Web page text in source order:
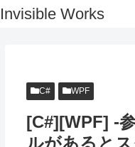
Invisible Works
C# WPF
[C#][WPF] -
ルがあると